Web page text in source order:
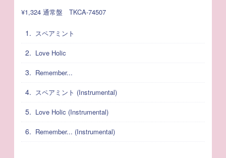
¥1,324 通常盤 TKCA-74507
1. スペアミント
2. Love Holic
3. Remember...
4. スペアミント (Instrumental)
5. Love Holic (Instrumental)
6. Remember... (Instrumental)